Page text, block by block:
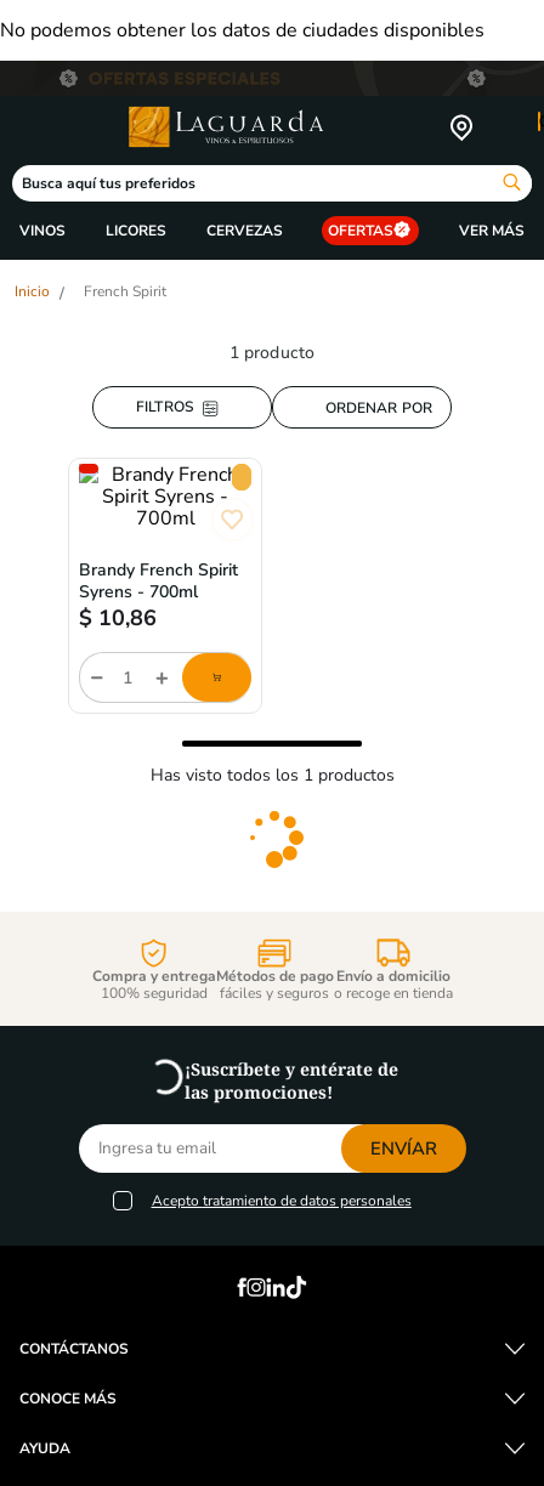
No podemos obtener los datos de ciudades disponibles
Busca aquí tus preferidos
VINOS LICORES CERVEZAS OFERTAS
French Spirit
1 producto
ORDENAR POR
Brandy French Spirit
Syrens - 700ml
$ 10,86
Cantidad
de
producto
Has visto todos los 1productos
Compra y entrega
100% seguridad
Métodos de pago
fáciles y seguros
Envío a domicilio
o recoge en tienda
¡Suscríbete y entérate de
las promociones!
ENVÍAR
Acepto tratamiento de datos personales
CONTÁCTANOS
CONOCE MÁS
AYUDA